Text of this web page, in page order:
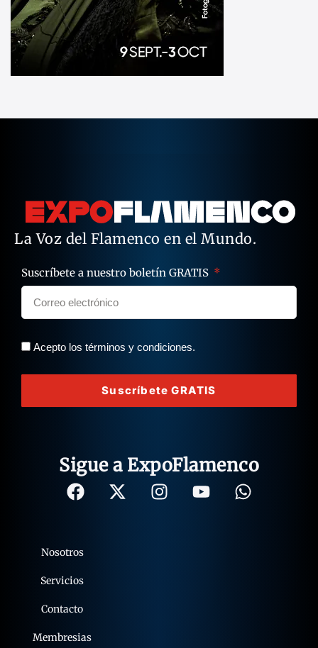
La Voz del Flamenco en el Mundo.
Suscríbete a nuestro boletín GRATIS
Acepto los términos y condiciones.
Suscríbete GRATIS
Sigue a ExpoFlamenco
Nosotros
Servicios
Contacto
Membresias